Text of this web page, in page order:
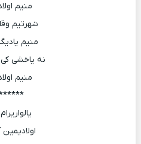
منیم
شهرتیم
منیم
نه یاخشی
منیم
اولادیمین